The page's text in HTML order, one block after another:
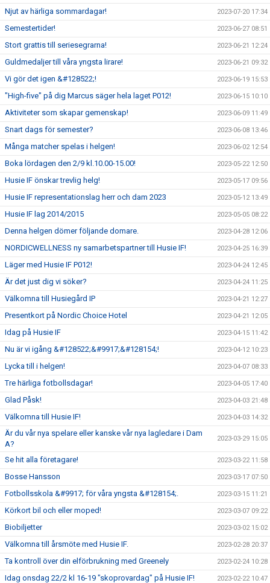
Njut av härliga sommardagar! 2023-07-20 17:34
Semestertider! 2023-06-27 08:51
Stort grattis till seriesegrarna! 2023-06-21 12:24
Guldmedaljer till våra yngsta lirare! 2023-06-21 09:32
Vi gör det igen &#128522;! 2023-06-19 15:53
"High-five" på dig Marcus säger hela laget P012! 2023-06-15 10:10
Aktiviteter som skapar gemenskap! 2023-06-09 11:49
Snart dags för semester? 2023-06-08 13:46
Många matcher spelas i helgen! 2023-06-02 12:54
Boka lördagen den 2/9 kl.10.00-15.00! 2023-05-22 12:50
Husie IF önskar trevlig helg! 2023-05-17 09:56
Husie IF representationslag herr och dam 2023 2023-05-12 13:49
Husie IF lag 2014/2015 2023-05-05 08:22
Denna helgen dömer följande domare. 2023-04-28 12:06
NORDICWELLNESS ny samarbetspartner till Husie IF! 2023-04-25 16:39
Läger med Husie IF P012! 2023-04-24 12:45
Är det just dig vi söker? 2023-04-24 11:25
Välkomna till Husiegård IP 2023-04-21 12:27
Presentkort på Nordic Choice Hotel 2023-04-21 12:05
Idag på Husie IF 2023-04-15 11:42
Nu är vi igång &#128522;&#9917;&#128154;! 2023-04-12 10:23
Lycka till i helgen! 2023-04-07 08:33
Tre härliga fotbollsdagar! 2023-04-05 17:40
Glad Påsk! 2023-04-03 21:48
Välkomna till Husie IF! 2023-04-03 14:32
Är du vår nya spelare eller kanske vår nya lagledare i Dam
A?
2023-03-29 15:05
Se hit alla företagare! 2023-03-22 11:58
Bosse Hansson 2023-03-17 07:50
Fotbollsskola &#9917; för våra yngsta &#128154;. 2023-03-15 11:21
Körkort bil och eller moped! 2023-03-07 09:22
Biobiljetter 2023-03-02 15:02
Välkomna till årsmöte med Husie IF. 2023-02-28 20:37
Ta kontroll över din elförbrukning med Greenely 2023-02-24 10:28
Idag onsdag 22/2 kl 16-19 "skoprovardag" på Husie IF! 2023-02-22 10:47